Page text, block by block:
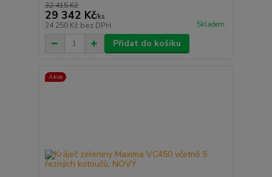
32 415 Kč
29 342 Kč/ks
24 250 Kč bez DPH Skladem
Přidat do košíku
Akce